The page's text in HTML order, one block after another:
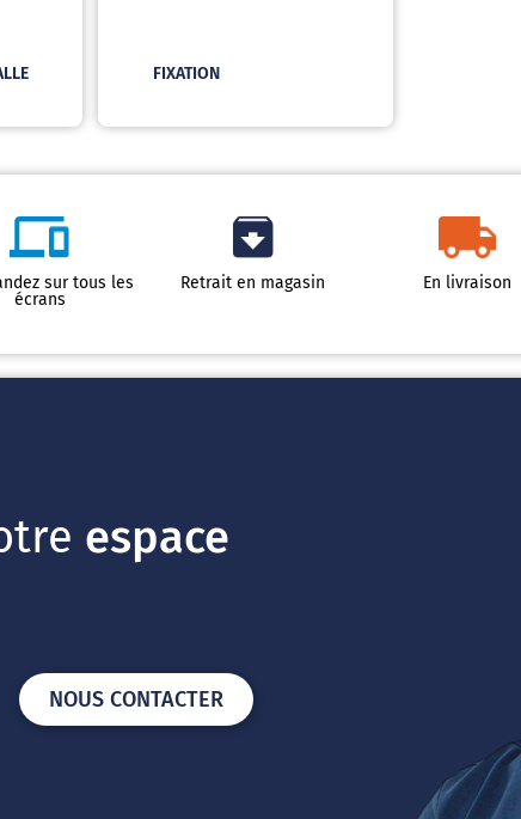
FIXATION
sur tous les
écrans
Retrait en magasin En livraison
espace
NOUS CONTACTER